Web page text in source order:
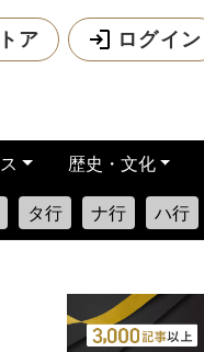
ア ログイン
歴史・文化
タ行 ナ行 ハ行